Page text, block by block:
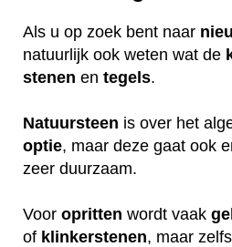
Als u op zoek bent naar
natuurlijk ook weten wat de
stenen en tegels.
Natuursteen is over het
optie, maar deze gaat ook
zeer duurzaam.
Voor opritten wordt vaak
of klinkerstenen, maar